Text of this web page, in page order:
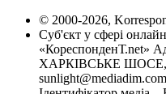
© 2000-2026,
Суб'єкт у сфері
«КореспонденТ.net»
ХАРКІВСЬКЕ ШОСЕ,